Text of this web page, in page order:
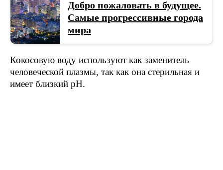
Добро пожаловать в будущее.
Самые прогрессивные города
мира
Кокосовую воду используют как заменитель
человеческой плазмы, так как она стерильная и
имеет близкий pH.